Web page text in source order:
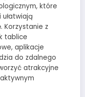
które
Korzystanie z
tablice
aplikacje
do zdalnego
atrakcyjne